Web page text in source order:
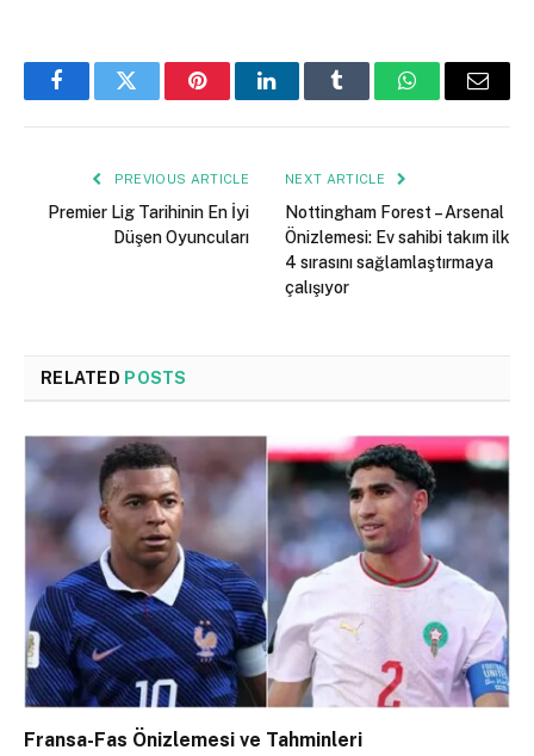
FacebookTwitter PinterestLinkedInTumblr WhatsAppEmail
PREVIOUS ARTICLE
Premier Lig Tarihinin En İyi
Düşen Oyuncuları
NEXT ARTICLE
Nottingham Forest – Arsenal
Önizlemesi: Ev sahibi takım ilk
4 sırasını sağlamlaştırmaya
çalışıyor
RELATED POSTS
Fransa-Fas Önizlemesi ve Tahminleri